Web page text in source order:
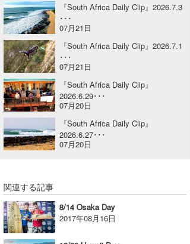
『South Africa Daily Clip』2026.7.3
･･･
07月21日
『South Africa Daily Clip』2026.7.1
･･･
07月21日
『South Africa Daily Clip』
2026.6.29･･･
07月20日
『South Africa Daily Clip』
2026.6.27･･･
07月20日
関連する記事
8/14 Osaka Day
2017年08月16日
熊谷素子
植村未来
NOBUFUKU
大野”MAR”修聖
喜納海人
ECE
G◎Da
H
KID
KOBU
KY
OYZ
S.K